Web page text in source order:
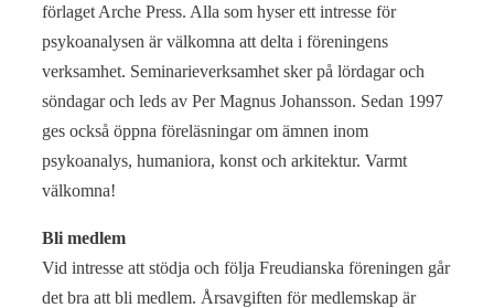
förlaget Arche Press. Alla som hyser ett intresse för
psykoanalysen är välkomna att delta i föreningens
verksamhet. Seminarieverksamhet sker på lördagar och
söndagar och leds av Per Magnus Johansson. Sedan 1997
ges också öppna föreläsningar om ämnen inom
psykoanalys, humaniora, konst och arkitektur. Varmt
välkomna!
Bli medlem
Vid intresse att stödja och följa Freudianska föreningen går
det bra att bli medlem. Årsavgiften för medlemskap är